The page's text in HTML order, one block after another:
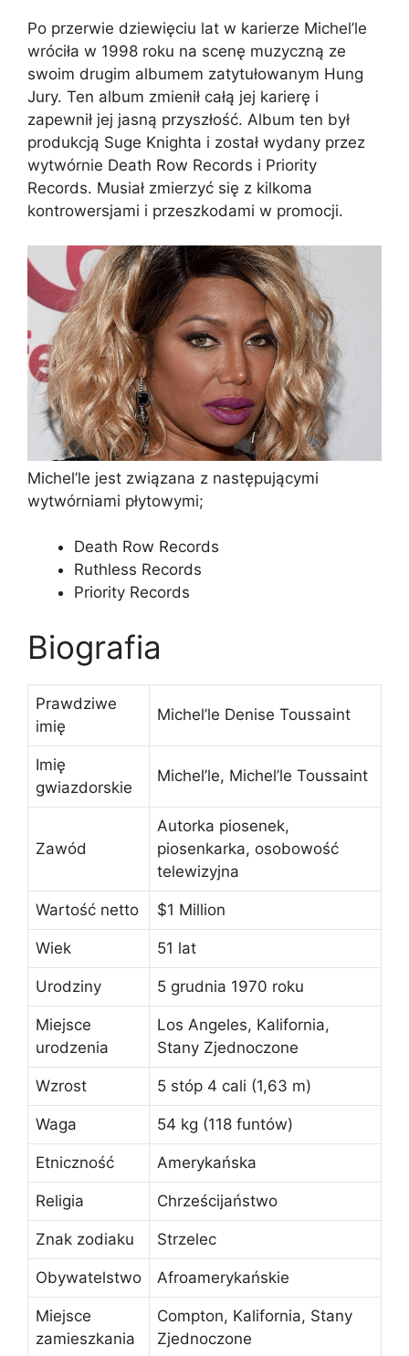
Po przerwie dziewięciu lat w karierze Michel’le
wróciła w 1998 roku na scenę muzyczną ze
swoim drugim albumem zatytułowanym Hung
Jury. Ten album zmienił całą jej karierę i
zapewnił jej jasną przyszłość. Album ten był
produkcją Suge Knighta i został wydany przez
wytwórnie Death Row Records i Priority
Records. Musiał zmierzyć się z kilkoma
kontrowersjami i przeszkodami w promocji.
Michel’le jest związana z następującymi
wytwórniami płytowymi;
Death Row Records
Ruthless Records
Priority Records
Biografia
Prawdziwe
imię
Michel’le Denise Toussaint
Imię
gwiazdorskie
Michel’le, Michel’le Toussaint
Zawód
Autorka piosenek,
piosenkarka, osobowość
telewizyjna
Wartość netto $1 Million
Wiek 51 lat
Urodziny 5 grudnia 1970 roku
Miejsce
urodzenia
Los Angeles, Kalifornia,
Stany Zjednoczone
Wzrost 5 stóp 4 cali (1,63 m)
Waga 54 kg (118 funtów)
Etniczność Amerykańska
Religia Chrześcijaństwo
Znak zodiaku Strzelec
Obywatelstwo Afroamerykańskie
Miejsce
zamieszkania
Compton, Kalifornia, Stany
Zjednoczone